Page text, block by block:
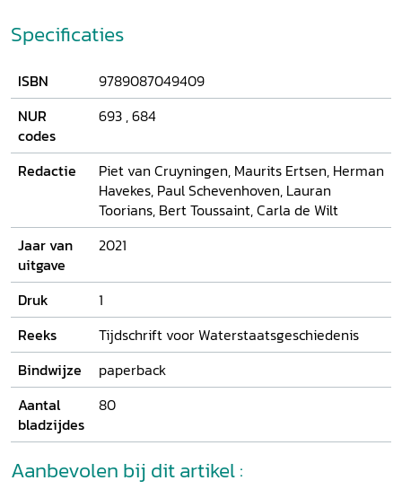
boeiend themanummer aan, net als het tijdschrift
Specificaties
ISBN
9789087049409
NUR
codes
693 ,684
Redactie
Piet van Cruyningen, Maurits Ertsen, Herman
Havekes, Paul Schevenhoven, Lauran
Toorians, Bert Toussaint, Carla de Wilt
Jaar van
uitgave
2021
Druk
1
Reeks
Tijdschrift voor Waterstaatsgeschiedenis
Bindwijze
paperback
Aantal
bladzijdes
80
Aanbevolen bij dit artikel :